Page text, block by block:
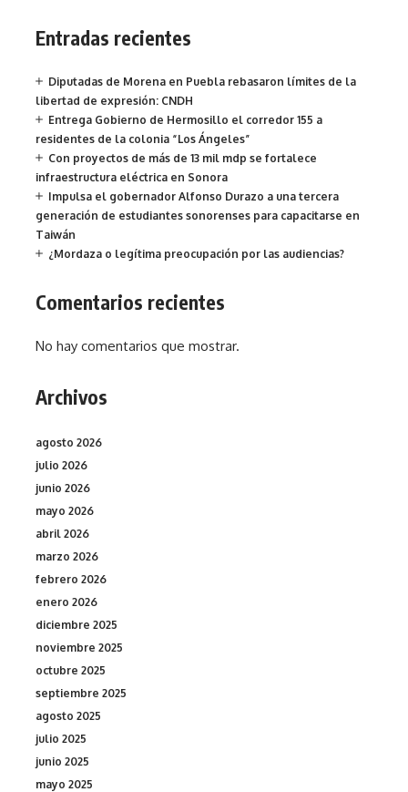
Entradas recientes
Diputadas de Morena en Puebla rebasaron límites de la
libertad de expresión: CNDH
Entrega Gobierno de Hermosillo el corredor 155 a
residentes de la colonia “Los Ángeles”
Con proyectos de más de 13 mil mdp se fortalece
infraestructura eléctrica en Sonora
Impulsa el gobernador Alfonso Durazo a una tercera
generación de estudiantes sonorenses para capacitarse en
Taiwán
¿Mordaza o legítima preocupación por las audiencias?
Comentarios recientes
No hay comentarios que mostrar.
Archivos
agosto 2026
julio 2026
junio 2026
mayo 2026
abril 2026
marzo 2026
febrero 2026
enero 2026
diciembre 2025
noviembre 2025
octubre 2025
septiembre 2025
agosto 2025
julio 2025
junio 2025
mayo 2025